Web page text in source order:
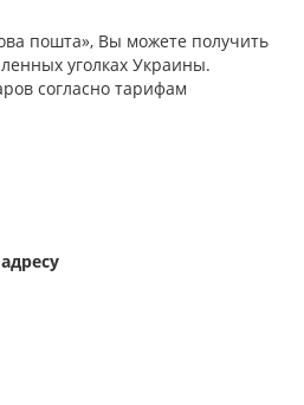
пошта», Вы можете получить
уголках Украины.
согласно тарифам